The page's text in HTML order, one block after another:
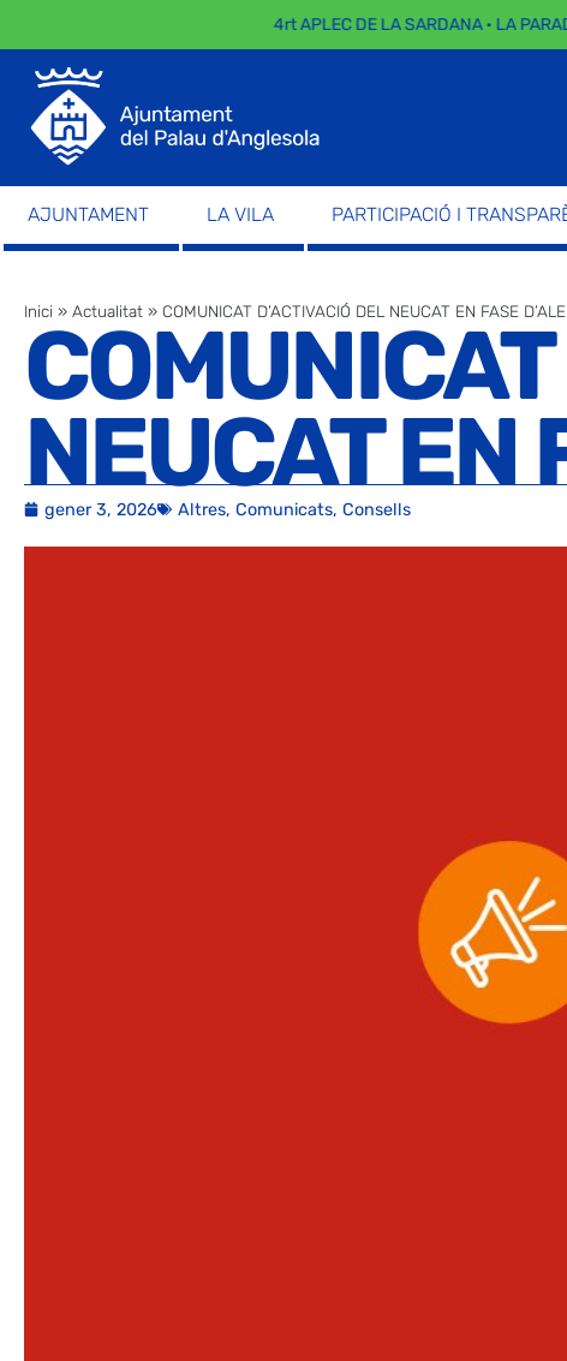
4rt APLEC DE LA SARDANA · LA
AJUNTAMENT LA VILA PARTICIPACIÓ I
Inici » Actualitat » COMUNICAT D’ACTIVACIÓ DEL NEUCAT EN FASE
NEUCAT EN
gener 3, 2026 Altres, Comunicats, Consells